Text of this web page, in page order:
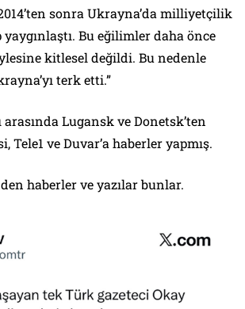
sonra Ukrayna’da milliyetçilik
Bu eğilimler daha önce
kitlesel değildi. Bu nedenle
terk etti.”
arasında Lugansk ve Donetsk’ten
Tele1 ve Duvar’a haberler yapmış.
haberler ve yazılar bunlar.